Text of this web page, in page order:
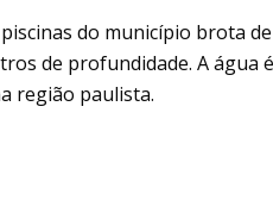
do município brota
de profundidade. A água
região paulista.